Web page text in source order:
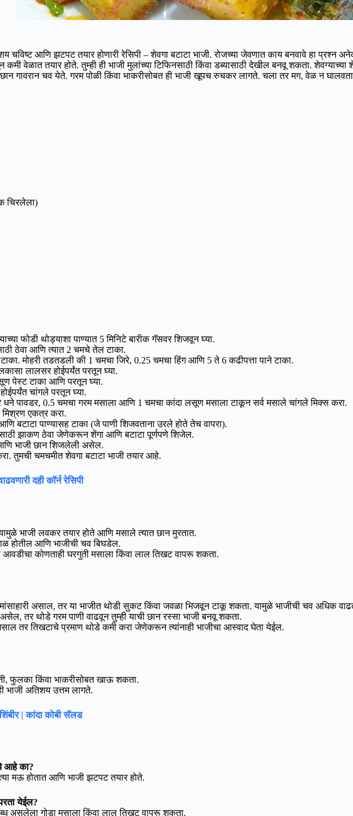
आणि झटपट तयार होणारी रेसिपी – शेवगा बटाटा भाजी. रोजच्या जेवणात काय बनवावे हा प्रश्न
कमी वेळात तयार होते. तुम्ही ही भाजी मुलांच्या टिफिनसाठी किंवा डब्यासाठी देखील बनवू शकता.
गावरान चव येते. गरम पोळी किंवा भाकरीसोबत ही भाजी खूपच रुचकर लागते. चला तर मग, वेळ न घालवता
चिरलेला)
फोडी थोड्याशा पाण्यात 5 मिनिटे बारीक गॅसवर शिजवून घ्या.
ठेवा आणि त्यात 2 चमचे तेल टाका.
मोहरी तडतडली की 1 चमचा जिरे, 0.25 चमचा हिंग आणि 5 ते 6 कढीपत्ता पाने टाका.
लालसर होईपर्यंत परतून घ्या.
पेस्ट टाका आणि परतून घ्या.
चांगले परतून घ्या.
धने पावडर, 0.5 चमचा गरम मसाला आणि 1 चमचा कांदा लसूण मसाला टाकून सर्व मसाले चांगले मिक्स करा.
मिश्रण एकत्र करा.
बटाटा पाण्यासह टाका (जे पाणी शिजवताना उरले होते तेच वापरा).
झाकण ठेवा जेणेकरून शेंगा आणि बटाटा पूर्णपणे शिजेल.
भाजी छान शिजलेली असेल.
तुमची चमचमीत शेवगा बटाटा भाजी तयार आहे.
दही कॉर्न रेसिपी
भाजी लवकर तयार होते आणि मसाले त्यात छान मुरतात.
होतील आणि भाजीची चव बिघडेल.
कोणताही घरगुती मसाला किंवा लाल तिखट वापरू शकता.
असाल, तर या भाजीत थोडी सुकट किंवा जवळा भिजवून टाकू शकता. यामुळे भाजीची चव अधिक
तर थोडे गरम पाणी वाढवून तुम्ही याची छान रस्सा भाजी बनवू शकता.
तर तिखटाचे प्रमाण थोडे कमी करा जेणेकरून त्यांनाही भाजीचा आस्वाद घेता येईल.
फुलका किंवा भाकरीसोबत खाऊ शकता.
भाजी अतिशय उत्तम लागते.
| कांदा कोबी सॅलड
आहे का?
मऊ होतात आणि भाजी झटपट तयार होते.
येईल?
असलेला गोडा मसाला किंवा लाल तिखट वापरू शकता.